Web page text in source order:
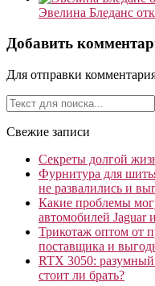
Эвелина Бледанс
Добавить
Для отправки
Свежие записи
Секреты долгой
Фурнитура для
не развалились и
Какие проблемы
автомобилей Jaguar
Трикотаж оптом от
поставщика и
RTX 3050:
стоит ли брать?